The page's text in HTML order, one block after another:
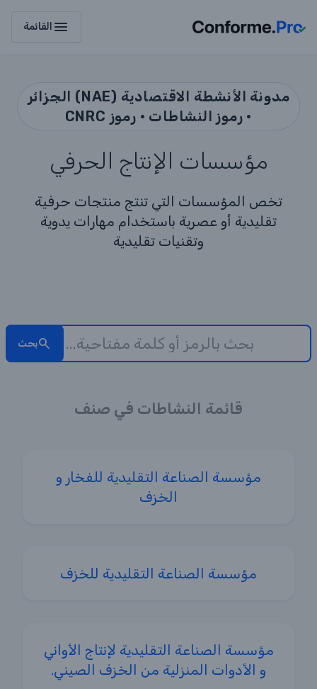
menu القائمة
مدونة الأنشطة الاقتصادية (NAE) الجزائر
• رموز النشاطات • رموز CNRC
مؤسسات الإنتاج الحرفي
تخص المؤسسات التي تنتج منتجات حرفية
تقليدية أو عصرية باستخدام مهارات يدوية
وتقنيات تقليدية
بحث
قائمة النشاطات في صنف
مؤسسة الصناعة التقليدية للفخار و
الخزف
مؤسسة الصناعة التقليدية للخزف
مؤسسة الصناعة التقليدية لإنتاج الأواني
و الأدوات المنزلية من الخزف الصيني.